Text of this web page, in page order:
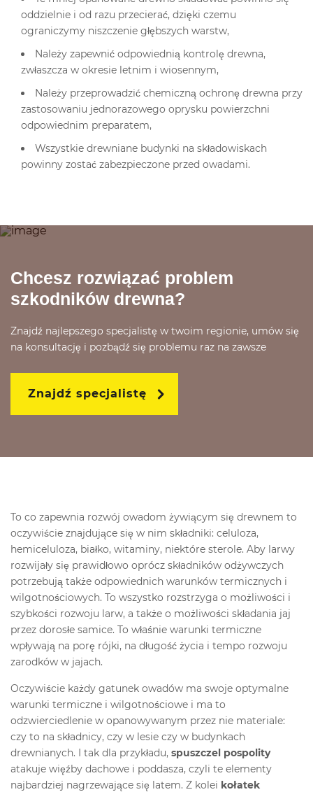
oddzielnie i od razu przecierać, dzięki czemu
ograniczymy niszczenie głębszych warstw,
Należy zapewnić odpowiednią kontrolę drewna,
zwłaszcza w okresie letnim i wiosennym,
Należy przeprowadzić chemiczną ochronę drewna przy
zastosowaniu jednorazowego oprysku powierzchni
odpowiednim preparatem,
Wszystkie drewniane budynki na składowiskach
powinny zostać zabezpieczone przed owadami.
Chcesz rozwiązać problem
szkodników drewna?
Znajdź najlepszego specjalistę w twoim regionie, umów się
na konsultację i pozbądź się problemu raz na zawsze
Znajdź specjalistę
To co zapewnia rozwój owadom żywiącym się drewnem to
oczywiście znajdujące się w nim składniki: celuloza,
hemiceluloza, białko, witaminy, niektóre sterole. Aby larwy
rozwijały się prawidłowo oprócz składników odżywczych
potrzebują także odpowiednich warunków termicznych i
wilgotnościowych. To wszystko rozstrzyga o możliwości i
szybkości rozwoju larw, a także o możliwości składania jaj
przez dorosłe samice. To właśnie warunki termiczne
wpływają na porę rójki, na długość życia i tempo rozwoju
zarodków w jajach.
Oczywiście każdy gatunek owadów ma swoje optymalne
warunki termiczne i wilgotnościowe i ma to
odzwierciedlenie w opanowywanym przez nie materiale:
czy to na składnicy, czy w lesie czy w budynkach
drewnianych. I tak dla przykładu, spuszczel pospolity
atakuje więźby dachowe i poddasza, czyli te elementy
najbardziej nagrzewające się latem. Z kolei kołatek